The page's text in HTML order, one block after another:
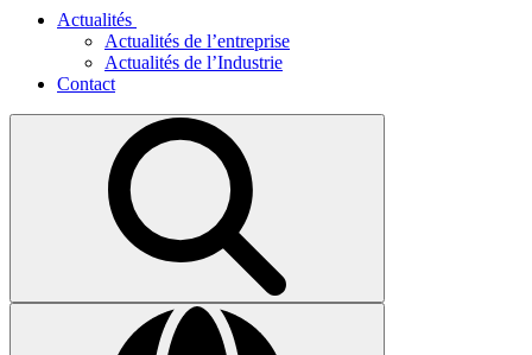
Actualités
Actualités de l’entreprise
Actualités de l’Industrie
Contact